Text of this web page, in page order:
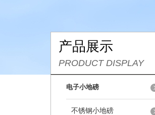
产品展示
PRODUCT DISPLAY
电子小地磅
不锈钢小地磅